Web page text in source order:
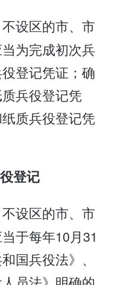
设区的市、市
为完成初次兵
登记凭证；确
兵役登记凭
质兵役登记凭
登记
设区的市、市
于每年10月31
国兵役法》、